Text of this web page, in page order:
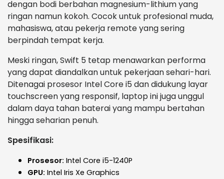
dengan bodi berbahan magnesium-lithium yang
ringan namun kokoh. Cocok untuk profesional muda,
mahasiswa, atau pekerja remote yang sering
berpindah tempat kerja.
Meski ringan, Swift 5 tetap menawarkan performa
yang dapat diandalkan untuk pekerjaan sehari-hari.
Ditenagai prosesor Intel Core i5 dan didukung layar
touchscreen yang responsif, laptop ini juga unggul
dalam daya tahan baterai yang mampu bertahan
hingga seharian penuh.
Spesifikasi:
Prosesor: Intel Core i5-1240P
GPU: Intel Iris Xe Graphics